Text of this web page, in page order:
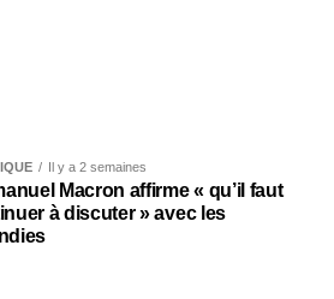
Il y a 2 semaines
Macron affirme « qu’il faut
à discuter » avec les